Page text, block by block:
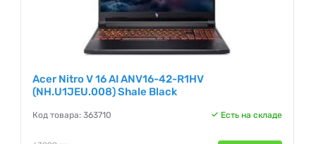
Acer Nitro V 16 AI ANV16-42-R1HV
(NH.U1JEU.008) Shale Black
Код товара: 363710 Есть на складе